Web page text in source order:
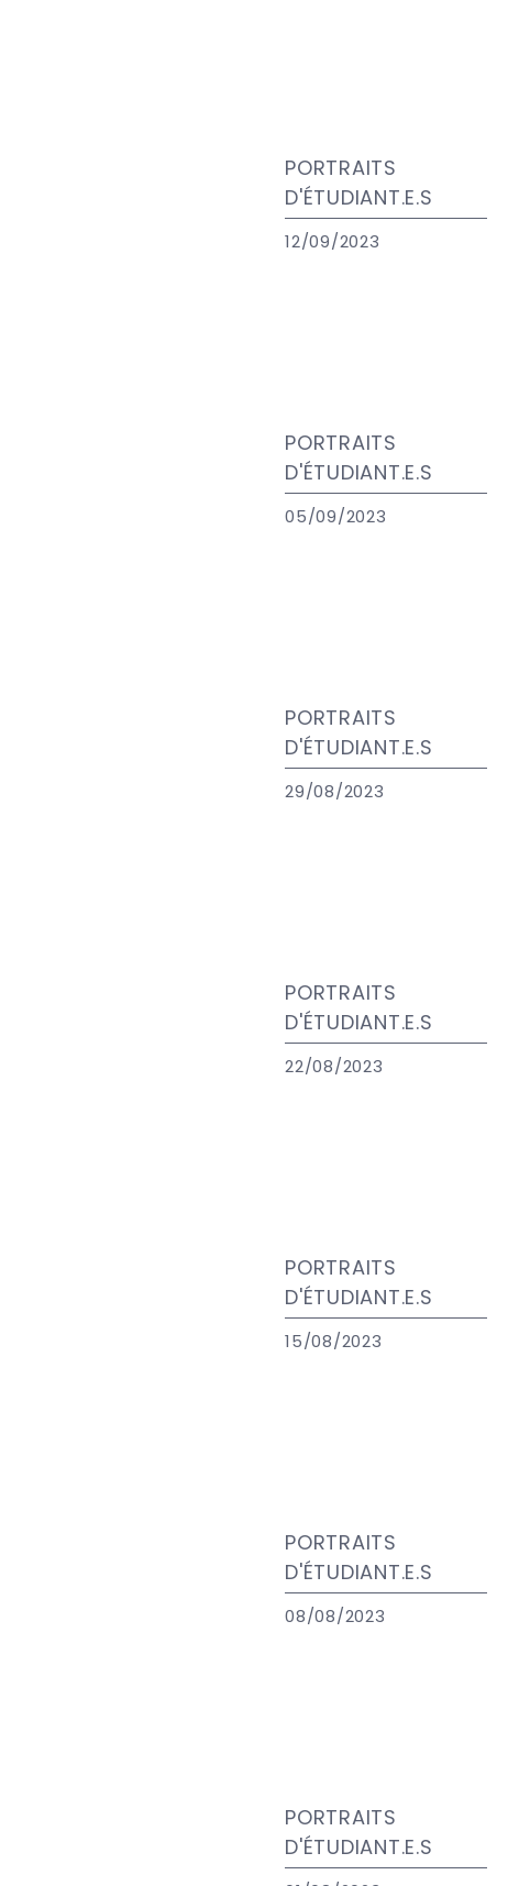
PORTRAITS
D'ÉTUDIANT.E.S
12/09/2023
PORTRAITS
D'ÉTUDIANT.E.S
05/09/2023
PORTRAITS
D'ÉTUDIANT.E.S
29/08/2023
PORTRAITS
D'ÉTUDIANT.E.S
22/08/2023
PORTRAITS
D'ÉTUDIANT.E.S
15/08/2023
PORTRAITS
D'ÉTUDIANT.E.S
08/08/2023
PORTRAITS
D'ÉTUDIANT.E.S